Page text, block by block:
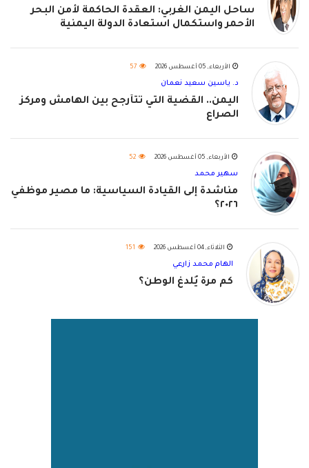
ساحل اليمن الغربي: العقدة الحاكمة لأمن البحر
الأحمر واستكمال استعادة الدولة اليمنية
الأربعاء, 05 أغسطس 2026 57
د. ياسين سعيد نعمان
اليمن.. القضية التي تتأرجح بين الهامش ومركز
الصراع
الأربعاء, 05 أغسطس 2026 52
سهير محمد
مناشدة إلى القيادة السياسية: ما مصير موظفي
٢٠٢٦؟
الثلاثاء, 04 أغسطس 2026 151
الهام محمد زارعي
كم مرة يُلدغ الوطن؟